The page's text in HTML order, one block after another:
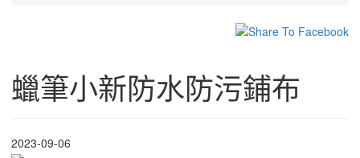
蠟筆小新防水防污鋪布
2023-09-06